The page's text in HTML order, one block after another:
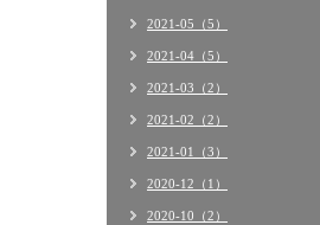
2021-05（5）
2021-04（5）
2021-03（2）
2021-02（2）
2021-01（3）
2020-12（1）
2020-10（2）